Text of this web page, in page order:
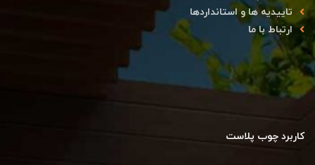
تاییدیه ها و استانداردها
ارتباط با ما
کاربرد چوب پلاست